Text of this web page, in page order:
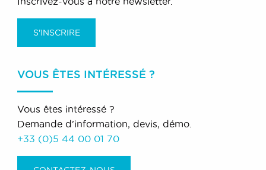
S'INSCRIRE
VOUS ÊTES INTÉRESSÉ ?
Vous êtes intéressé ?
Demande d'information, devis, démo.
+33 (0)5 44 00 01 70